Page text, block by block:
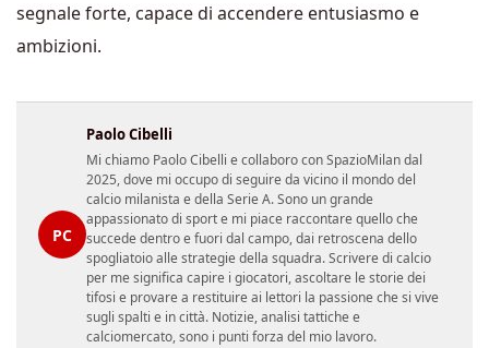
segnale forte, capace di accendere entusiasmo e
ambizioni.
PC
Paolo Cibelli
Mi chiamo Paolo Cibelli e collaboro con SpazioMilan dal
2025, dove mi occupo di seguire da vicino il mondo del
calcio milanista e della Serie A. Sono un grande
appassionato di sport e mi piace raccontare quello che
succede dentro e fuori dal campo, dai retroscena dello
spogliatoio alle strategie della squadra. Scrivere di calcio
per me significa capire i giocatori, ascoltare le storie dei
tifosi e provare a restituire ai lettori la passione che si vive
sugli spalti e in città. Notizie, analisi tattiche e
calciomercato, sono i punti forza del mio lavoro.